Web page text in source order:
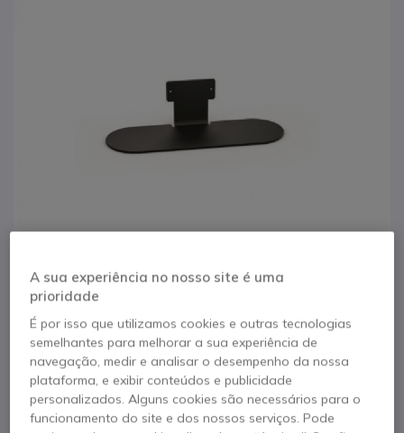
Suporte de mesa
Jabra Panacast 50
VBS
Saltar para o início da Galeria de imagens
A sua experiência no nosso site é uma
prioridade
É por isso que utilizamos cookies e outras tecnologias
semelhantes para melhorar a sua experiência de
navegação, medir e analisar o desempenho da nossa
plataforma, e exibir conteúdos e publicidade
personalizados. Alguns cookies são necessários para o
funcionamento do site e dos nossos serviços. Pode